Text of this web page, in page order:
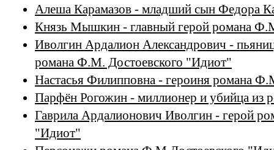
Алеша Карамазов - младший сын Федора
Князь Мышкин - главный герой романа
Иволгин Ардалион Александрович -
романа Ф.М. Достоевского "Идиот"
Настасья Филипповна - героиня романа
Парфён Рогожин - миллионер и убийца из
Гаврила Ардалионович Иволгин - герой
"Идиот"